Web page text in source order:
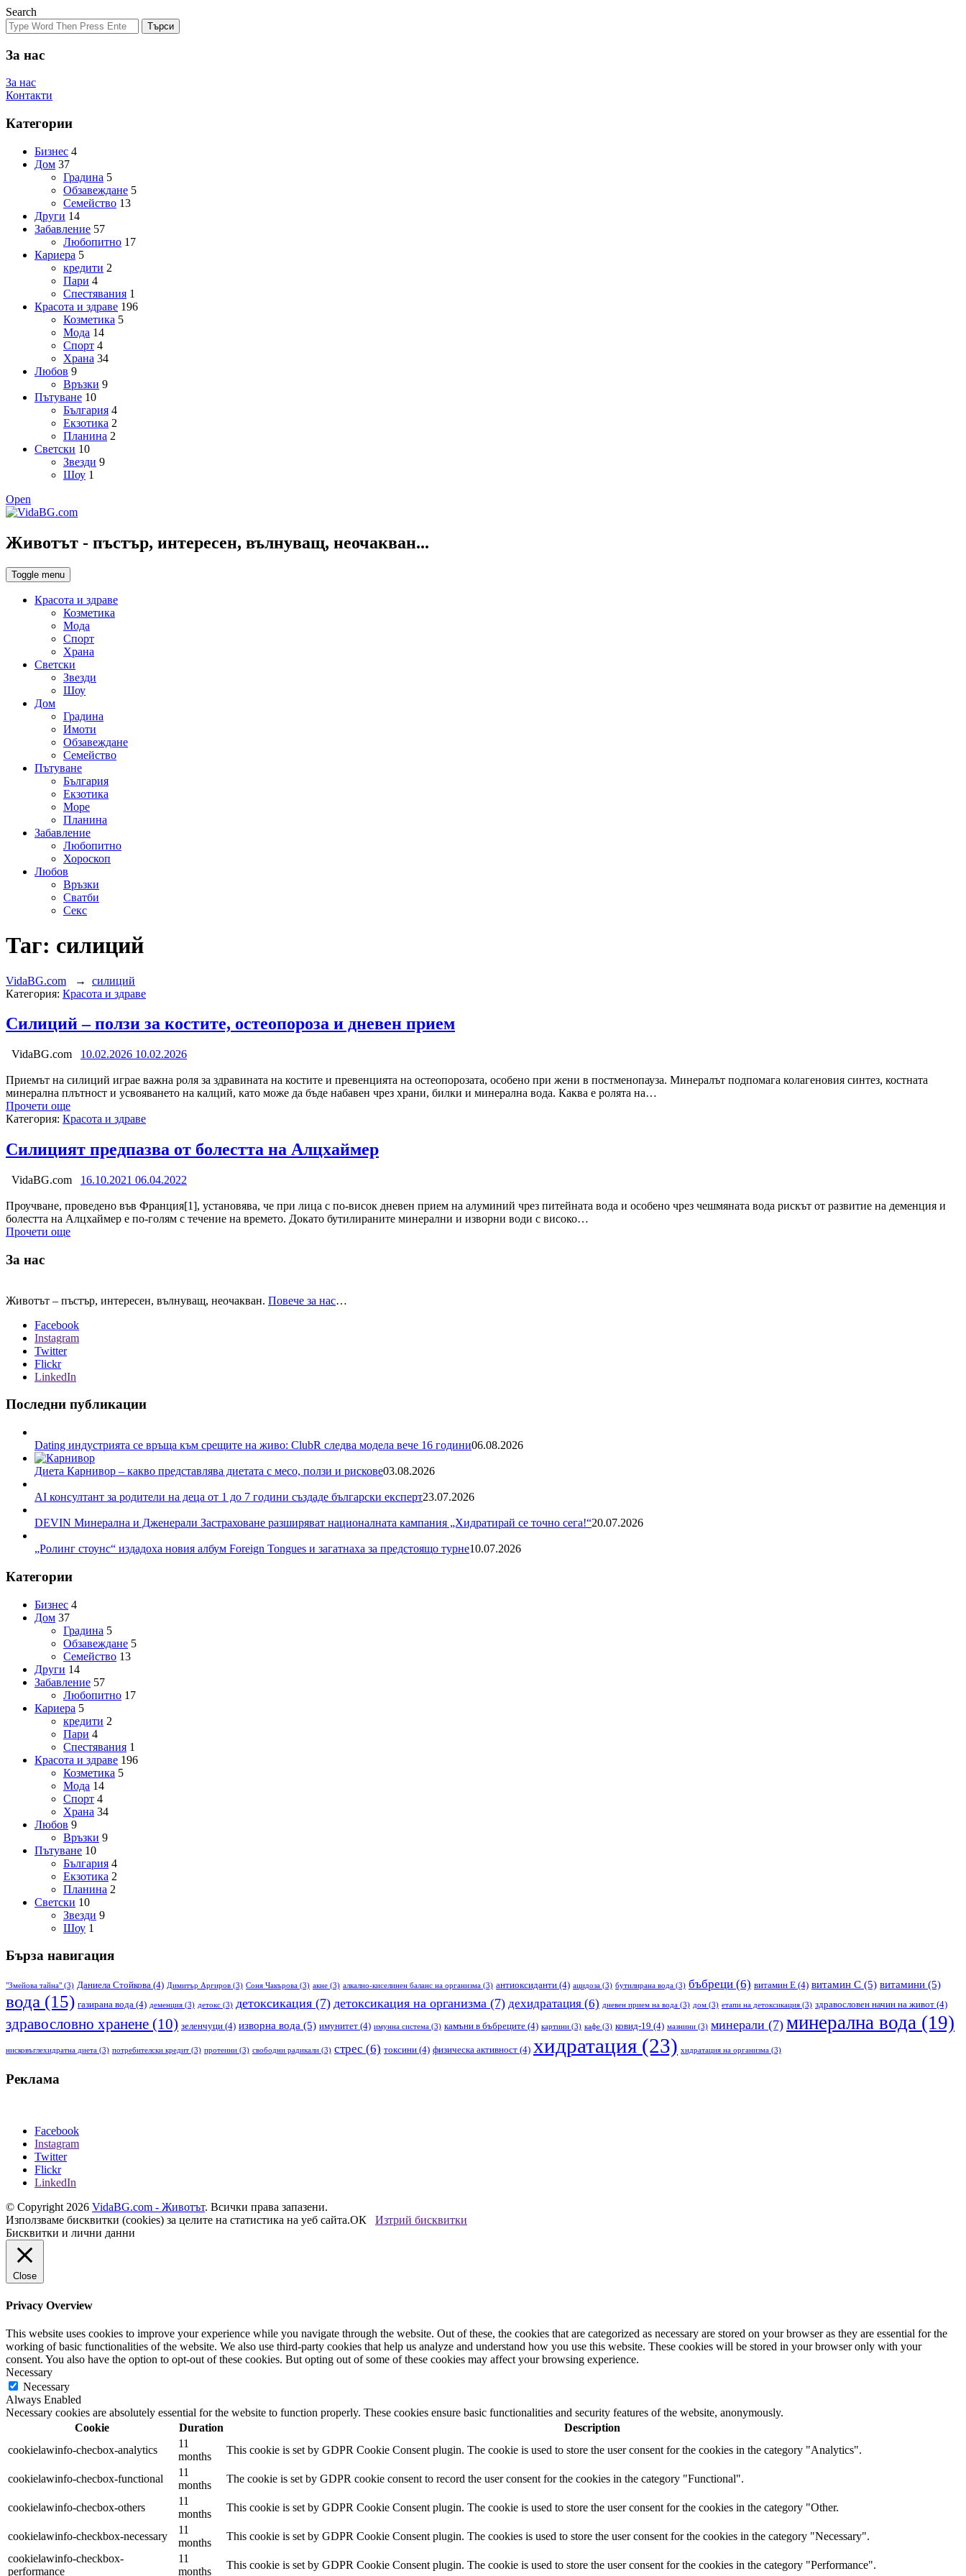
Search
Търси
За нас
За нас
Контакти
Категории
Бизнес 4
Дом 37
Градина 5
Обзавеждане 5
Семейство 13
Други 14
Забавление 57
Любопитно 17
Кариера 5
кредити 2
Пари 4
Спестявания 1
Красота и здраве 196
Козметика 5
Мода 14
Спорт 4
Храна 34
Любов 9
Връзки 9
Пътуване 10
България 4
Екзотика 2
Планина 2
Светски 10
Звезди 9
Шоу 1
Open
Животът - пъстър, интересен, вълнуващ, неочакван...
Toggle menu
Красота и здраве
Козметика
Мода
Спорт
Храна
Светски
Звезди
Шоу
Дом
Градина
Имоти
Обзавеждане
Семейство
Пътуване
България
Екзотика
Море
Планина
Забавление
Любопитно
Хороскоп
Любов
Връзки
Сватби
Секс
Таг: силиций
VidaBG.com → силиций
Категория: Красота и здраве
Силиций – ползи за костите, остеопороза и дневен прием
VidaBG.com 10.02.2026 10.02.2026
Приемът на силиций играе важна роля за здравината на костите и превенцията на остеопорозата, особено при жени в постменопауза. Минералът подпомага колагеновия синтез, костната
минерална плътност и усвояването на калций, като може да бъде набавен чрез храни, билки и минерална вода. Каква е ролята на…
Прочети още
Категория: Красота и здраве
Силицият предпазва от болестта на Алцхаймер
VidaBG.com 16.10.2021 06.04.2022
Проучване, проведено във Франция[1], установява, че при лица с по-висок дневен прием на алуминий чрез питейната вода и особено чрез чешмяната вода рискът от развитие на деменция и
болестта на Алцхаймер е по-голям с течение на времето. Докато бутилираните минерални и изворни води с високо…
Прочети още
За нас
Животът – пъстър, интересен, вълнуващ, неочакван. Повече за нас…
Facebook
Instagram
Twitter
Flickr
LinkedIn
Последни публикации
Dating индустрията се връща към срещите на живо: ClubR следва модела вече 16 години06.08.2026
Диета Карнивор – какво представлява диетата с месо, ползи и рискове03.08.2026
AI консултант за родители на деца от 1 до 7 години създаде български експерт23.07.2026
DEVIN Минерална и Дженерали Застраховане разширяват националната кампания „Хидратирай се точно сега!“20.07.2026
„Ролинг стоунс“ издадоха новия албум Foreign Tongues и загатнаха за предстоящо турне10.07.2026
Категории
Бизнес 4
Дом 37
Градина 5
Обзавеждане 5
Семейство 13
Други 14
Забавление 57
Любопитно 17
Кариера 5
кредити 2
Пари 4
Спестявания 1
Красота и здраве 196
Козметика 5
Мода 14
Спорт 4
Храна 34
Любов 9
Връзки 9
Пътуване 10
България 4
Екзотика 2
Планина 2
Светски 10
Звезди 9
Шоу 1
Бърза навигация
"Змейова тайна" (3) Даниела Стойкова (4) Димитър Аргиров (3) Соня Чакърова (3) акне (3) алкално-киселинен баланс на организма (3) антиоксиданти (4) ацидоза (3) бутилирана вода (3) бъбреци (6) витамин Е (4) витамин С (5) витамини (5)
вода (15) газирана вода (4) деменция (3) детокс (3) детоксикация (7) детоксикация на организма (7) дехидратация (6) дневен прием на вода (3) дом (3) етапи на детоксикация (3) здравословен начин на живот (4)
здравословно хранене (10) зеленчуци (4) изворна вода (5) имунитет (4) имунна система (3) камъни в бъбреците (4) картини (3) кафе (3) ковид-19 (4) мазнини (3) минерали (7) минерална вода (19)
нисковъглехидратна диета (3) потребителски кредит (3) протеини (3) свободни радикали (3) стрес (6) токсини (4) физическа активност (4) хидратация (23) хидратация на организма (3)
Реклама
Facebook
Instagram
Twitter
Flickr
LinkedIn
© Copyright 2026 VidaBG.com - Животът. Всички права запазени.
Използваме бисквитки (cookies) за целите на статистика на уеб сайта.ОК
Изтрий бисквитки
Бисквитки и лични данни
Close
Privacy Overview
This website uses cookies to improve your experience while you navigate through the website. Out of these, the cookies that are categorized as necessary are stored on your browser as they are essential for the
working of basic functionalities of the website. We also use third-party cookies that help us analyze and understand how you use this website. These cookies will be stored in your browser only with your
consent. You also have the option to opt-out of these cookies. But opting out of some of these cookies may affect your browsing experience.
Necessary
Necessary
Always Enabled
Necessary cookies are absolutely essential for the website to function properly. These cookies ensure basic functionalities and security features of the website, anonymously.
Cookie
Duration
Description
cookielawinfo-checbox-analytics
11
months
This cookie is set by GDPR Cookie Consent plugin. The cookie is used to store the user consent for the cookies in the category "Analytics".
cookielawinfo-checbox-functional
11
months
The cookie is set by GDPR cookie consent to record the user consent for the cookies in the category "Functional".
cookielawinfo-checbox-others
11
months
This cookie is set by GDPR Cookie Consent plugin. The cookie is used to store the user consent for the cookies in the category "Other.
cookielawinfo-checkbox-necessary
11
months
This cookie is set by GDPR Cookie Consent plugin. The cookies is used to store the user consent for the cookies in the category "Necessary".
cookielawinfo-checkbox-
performance
11
months
This cookie is set by GDPR Cookie Consent plugin. The cookie is used to store the user consent for the cookies in the category "Performance".